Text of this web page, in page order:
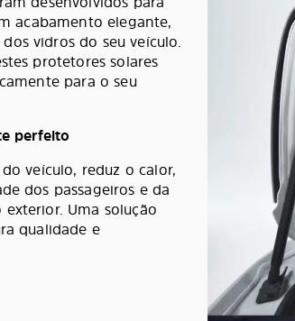
acabamento elegante,
vidros do seu veículo.
protetores solares
para o seu
perfeito
veículo, reduz o calor,
dos passageiros e da
Uma solução
qualidade e